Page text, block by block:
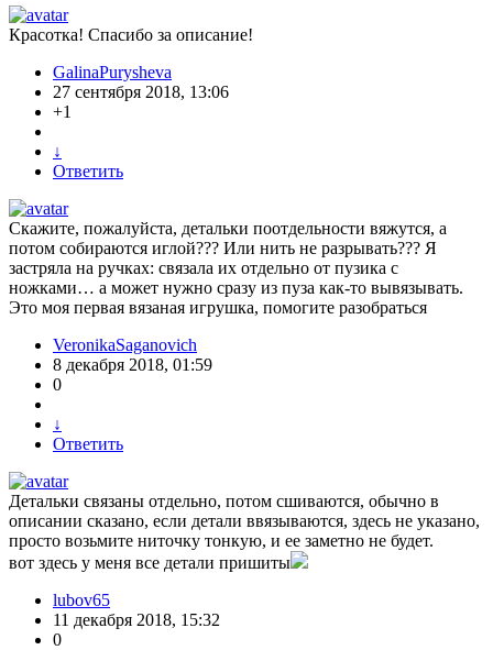
Красотка! Спасибо за описание!
GalinaPurysheva
27 сентября 2018, 13:06
+1
↓
Ответить
Скажите, пожалуйста, детальки поотдельности вяжутся, а
потом собираются иглой??? Или нить не разрывать??? Я
застряла на ручках: связала их отдельно от пузика с
ножками… а может нужно сразу из пуза как-то вывязывать.
Это моя первая вязаная игрушка, помогите разобраться
VeronikaSaganovich
8 декабря 2018, 01:59
0
↓
Ответить
Детальки связаны отдельно, потом сшиваются, обычно в
описании сказано, если детали ввязываются, здесь не указано,
просто возьмите ниточку тонкую, и ее заметно не будет.
вот здесь у меня все детали пришиты
lubov65
11 декабря 2018, 15:32
0